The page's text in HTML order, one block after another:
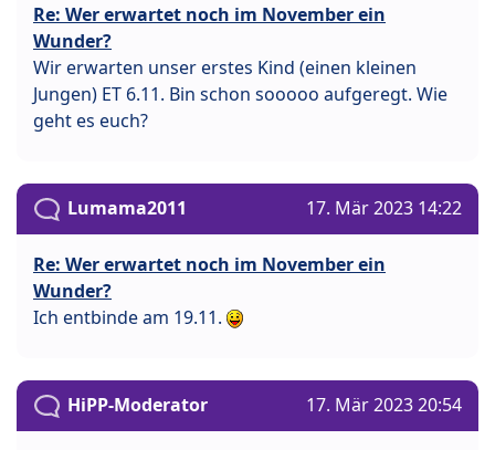
Re: Wer erwartet noch im November ein
Wunder?
Wir erwarten unser erstes Kind (einen kleinen
Jungen) ET 6.11. Bin schon sooooo aufgeregt. Wie
geht es euch?
Lumama2011 17. Mär 2023 14:22
Re: Wer erwartet noch im November ein
Wunder?
Ich entbinde am 19.11.
HiPP-Moderator 17. Mär 2023 20:54